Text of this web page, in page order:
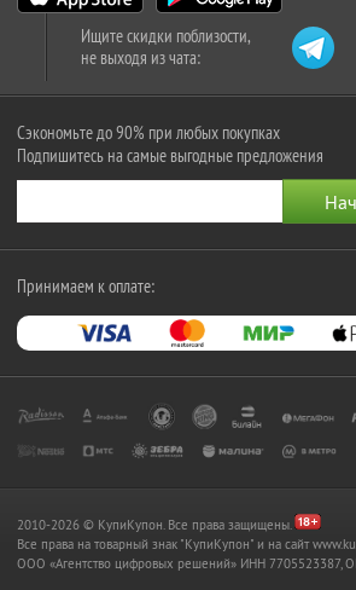
Ищите скидки поблизости,
не выходя из чата:
Сэкономьте до 90% при любых покупках
Подпишитесь на самые выгодные предложения
Принимаем к оплате:
2010-2026 © КупиКупон. Все права защищены.
Все права на товарный знак "КупиКупон" и на сайт
OOO «Агентство цифровых решений» ИНН 7705523387,